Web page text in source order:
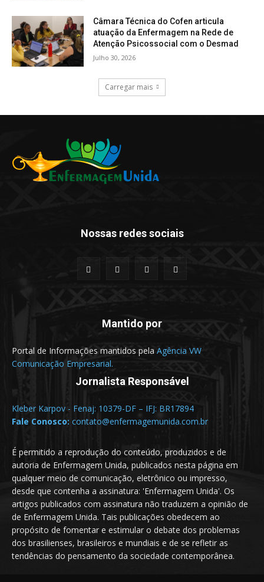
Câmara Técnica do Cofen articula
atuação da Enfermagem na Rede de
Atenção Psicossocial com o Desmad
Julho 30, 2026
Carregar mais
Nossas redes sociais
Mantido por
Portal de Informações mantidos pela Agência VW
Comunicação Empresarial.
Jornalista Responsável
Kleber Karpov - Fenaj: 10379-DF – IFJ: BR17894
Fale Conosco: contato@enfermagemunida.com.br
É permitido a reprodução do conteúdo, produzidos e de
autoria de Enfermagem Unida, publicados nesta página em
qualquer meio de comunicação, eletrônico ou impresso,
desde que contenha a assinatura: 'Enfermagem Unida'. Os
artigos publicados com assinatura não traduzem a opinião de
de Enfermagem Unida. Tais publicações obedecem ao
propósito de fomentar e estimular o debate dos problemas
dos brasilienses, brasileiros e mundiais e de se refletir as
tendências do pensamento da sociedade contemporânea.